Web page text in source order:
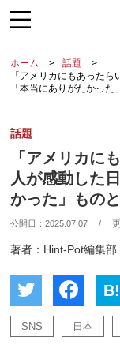
ホーム
話題
「アメリカにもあった
「本当にありがたかった
話題
「アメリカに
人が感動した
かった」もの
公開日：2025.07.07 /
著者：Hint-Pot編集部
B!
SNS 日本